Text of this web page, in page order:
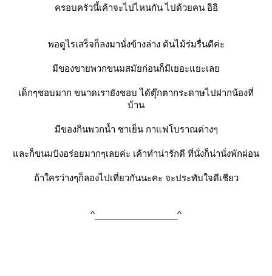
ครอบครัวนี้เค้าจะไปไหนกัน ไปด้วยคน อิอิ
พอดูไรเสร็จก็ลงมานั่งข้างล่าง ต้นไม้ร่มรื่นดีค่ะ
มีของขายพวกขนมสมัยก่อนก็มีเยอะแยะเลย
เด็กๆชอบมาก ขนาดเรายังชอบ ได้ตุ๊กตากระดาษไปฝากน้องที่
บ้าน
มีของกินพวกน้ำ ชาเย็น กาแฟโบราณต่างๆ
และก็ขนมปังอร่อยมากๆเลยค่ะ เค้าทำน่ารักดี ที่นั่งก็น่านั่งพักผ่อน
ถ้าใครว่างๆก็ลองไปเที่ยวกันนะคะ จะประทับใจดีเชียว
^_________________^